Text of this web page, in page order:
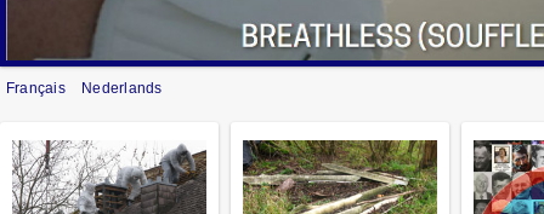
Français Nederlands